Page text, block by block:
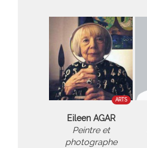
ARTS
Eileen AGAR
Peintre et
photographe